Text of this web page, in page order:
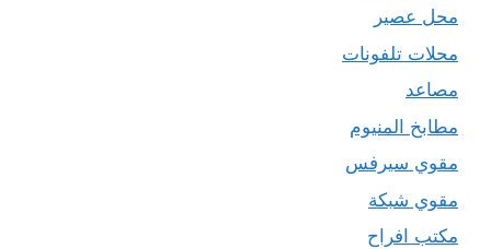
محل عصير
محلات تلفونات
مصاعد
مطابخ المنيوم
مقوي سيرفس
مقوي شبكة
مكتب افراح